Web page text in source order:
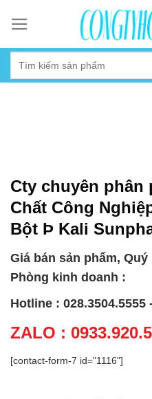
content
Cty chuyên phân
Chất Công
Bột Þ Kali
Giá bán sản phẩm,
Phòng kinh doanh :
Hotline : 028.3504.5555
ZALO :
[contact-form-7 id="1116"]